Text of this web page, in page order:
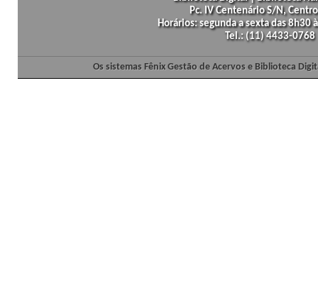
Pc. IV Centenário S/N,
Horários: segunda a sexta das
Tel.: (11) 4433-
Os sistemas Fênix Gestão de Acervos e Biblioteca